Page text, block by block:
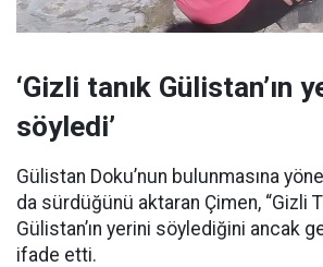
‘Gizli tanık Gülistan’ın
söyledi’
Gülistan Doku’nun bulunmasına
da sürdüğünü aktaran Çimen, “Gizli
Gülistan’ın yerini söylediğini ancak
ifade etti.